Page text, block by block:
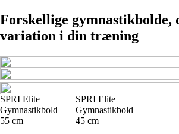
Forskellige gymnastikbolde,
variation i din træning
SPRI Elite
Gymnastikbold
55 cm
SPRI Elite
Gymnastikbold
45 cm